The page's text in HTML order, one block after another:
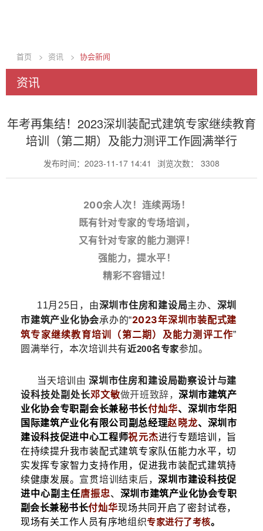
首页 > 资讯 > 协会新闻
资讯
年考再集结！2023深圳装配式建筑专家继续教育
培训（第二期）及能力测评工作圆满举行
发布时间：2023-11-17 14:41 浏览次数： 3308
200余人次！连续两场！
既有针对专家的专场培训，
又有针对专家的能力测评！
强能力，提水平！
精彩不容错过！
11月25日，由深圳市住房和建设局主办、 深圳
市建筑产业化协会承办的“2023年深圳市装配式建
筑专家继续教育培训（第二期）及能力测评工作”
圆满举行，本次培训共有近200名专家参加。
当天培训 由 深圳市住房和建设局勘察设计与建
设科技处副处长邓文敏做开班致辞，深圳市建筑产
业化协会专职副会长兼秘书长付灿华、深圳市华阳
国际建筑产业化有限公司副总经理赵晓龙、深圳市
建设科技促进中心工程师祝元杰进行专题培训， 旨
在持续提升我市装配式建筑专家队伍能力水平，切
实发挥专家智力支持作用，促进我市装配式建筑持
续健康发展。 宣贯培训结束后，深圳市建设科技促
进中心副主任唐振忠、 深圳市建筑产业化协会专职
副会长兼秘书长付灿华现场共同开启了密封试卷，
现场有关工作人员有序地组织专家进行了考核。